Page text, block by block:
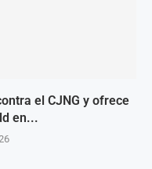
el CJNG y ofrece
en...